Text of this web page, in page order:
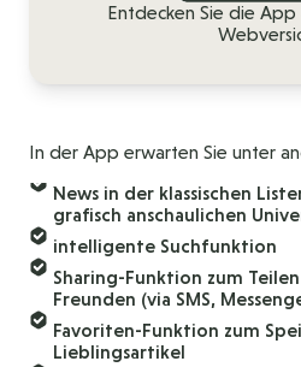
Entdecken Sie die App
In der App erwarten Sie unter
News in der klassischen
grafisch anschaulichen
intelligente Suchfunktion
Sharing-Funktion zum
Freunden (via SMS,
Favoriten-Funktion zum
Lieblingsartikel